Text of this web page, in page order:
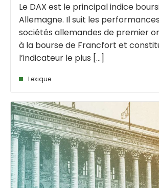
Le DAX est le principal indice
Allemagne. Il suit les
sociétés allemandes de premier
à la bourse de Francfort et
l’indicateur le plus [...]
Lexique